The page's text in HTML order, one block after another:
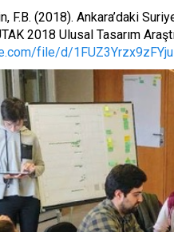
F.B. (2018). Ankara’daki
2018 Ulusal Tasarım
file/d/